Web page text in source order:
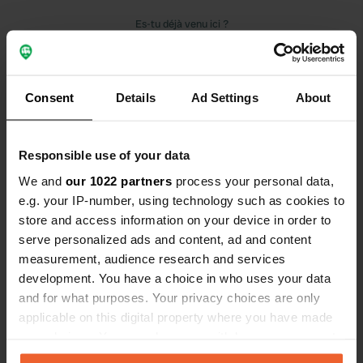
Consent Details Ad Settings About
Responsible use of your data
We and our 1022 partners process your personal data,
e.g. your IP-number, using technology such as cookies to
store and access information on your device in order to
serve personalized ads and content, ad and content
measurement, audience research and services
development. You have a choice in who uses your data
and for what purposes. Your privacy choices are only
applicable on this digital property where you have made
any time from the Cookie Declaration or by clicking on
Es-tu déjà venu ici ?
Contact
Emplacement
La Planque
12190, Le Nayrac, France
Coordonnées
44° 36' 16" N 2° 40' 6" E
44.60445 2.66824
Code du site